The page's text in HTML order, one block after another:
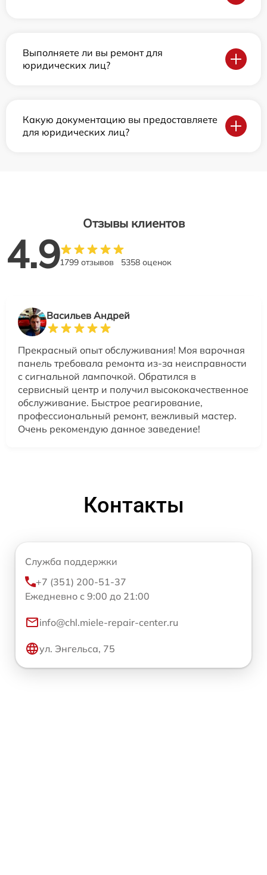
Выполняете ли вы ремонт для
юридических лиц?
Какую документацию вы предоставляете
для юридических лиц?
Отзывы клиентов
4.91799 отзывов 5358 оценок
Васильев Андрей
Прекрасный опыт обслуживания! Моя варочная
панель требовала ремонта из-за неисправности
с сигнальной лампочкой. Обратился в
сервисный центр и получил высококачественное
обслуживание. Быстрое реагирование,
профессиональный ремонт, вежливый мастер.
Очень рекомендую данное заведение!
Контакты
Служба поддержки
+7 (351) 200-51-37
Ежедневно с 9:00 до 21:00
info@chl.miele-repair-center.ru
ул. Энгельса, 75